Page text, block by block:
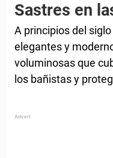
Sastres en
A principios del
elegantes y
voluminosas que
los bañistas y